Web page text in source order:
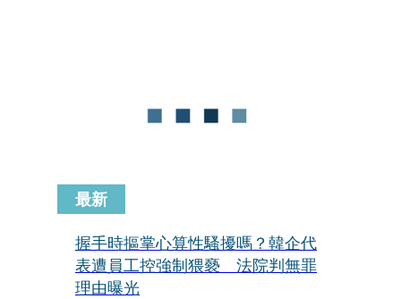
年6月，扣案手機也遭沒收，全案仍可
最新
握手時摳掌心算性騷擾嗎？韓企代
表遭員工控強制猥褻 法院判無罪
理由曝光